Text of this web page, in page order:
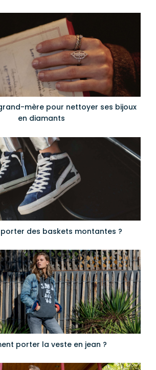
mère pour nettoyer ses bijoux
en diamants
des baskets montantes ?
porter la veste en jean ?